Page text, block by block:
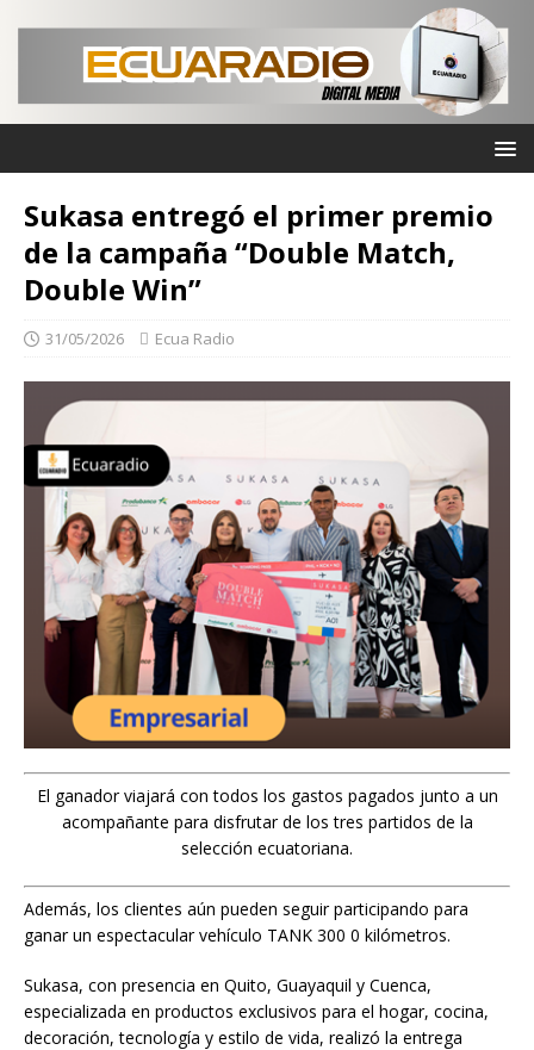
Sukasa entregó el primer premio
de la campaña “Double Match,
Double Win”
31/05/2026 Ecua Radio
El ganador viajará con todos los gastos pagados junto a un
acompañante para disfrutar de los tres partidos de la
selección ecuatoriana.
Además, los clientes aún pueden seguir participando para
ganar un espectacular vehículo TANK 300 0 kilómetros.
Sukasa, con presencia en Quito, Guayaquil y Cuenca,
especializada en productos exclusivos para el hogar, cocina,
decoración, tecnología y estilo de vida, realizó la entrega